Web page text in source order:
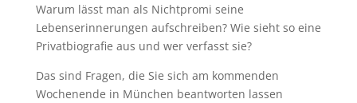
Warum lässt man als Nichtpromi seine
Lebenserinnerungen aufschreiben? Wie sieht so eine
Privatbiografie aus und wer verfasst sie?
Das sind Fragen, die Sie sich am kommenden
Wochenende in München beantworten lassen